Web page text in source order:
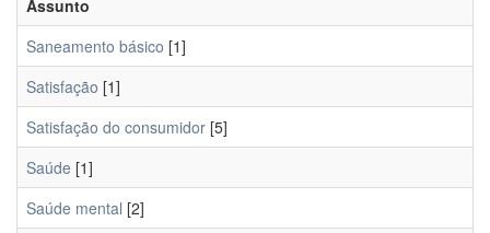
Assunto
Saneamento básico [1]
Satisfação [1]
Satisfação do consumidor [5]
Saúde [1]
Saúde mental [2]